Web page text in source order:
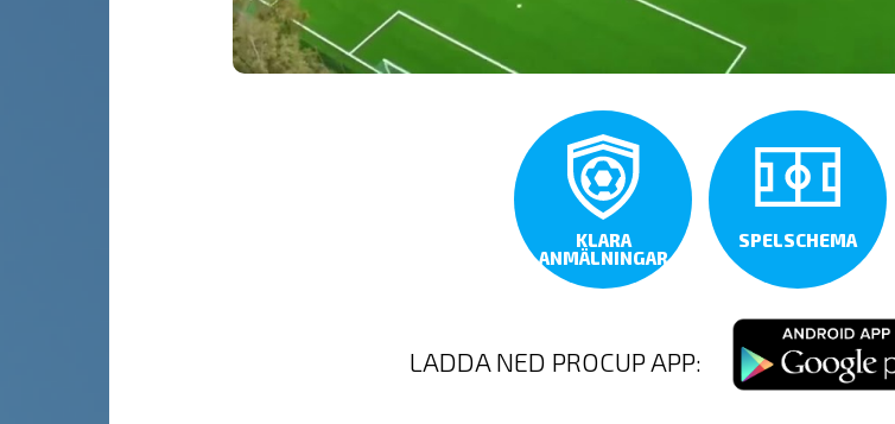
KLARA
ANMÄLNINGAR
SPELSCHEMA
LADDA NED PROCUP APP: